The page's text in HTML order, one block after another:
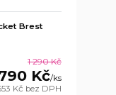
Brest
1 290 Kč
Kč/ks
Kč bez DPH